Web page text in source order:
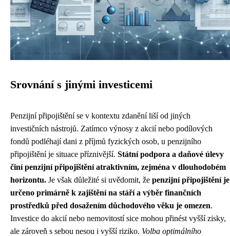
Srovnání s jinými investicemi
Penzijní připojištění se v kontextu zdanění liší od jiných
investičních nástrojů. Zatímco výnosy z akcií nebo podílových
fondů podléhají dani z příjmů fyzických osob, u penzijního
připojištění je situace příznivější. Státní podpora a daňové úlevy
činí penzijní připojištění atraktivním, zejména v dlouhodobém
horizontu. Je však důležité si uvědomit, že penzijní připojištění je
určeno primárně k zajištění na stáří a výběr finančních
prostředků před dosažením důchodového věku je omezen.
Investice do akcií nebo nemovitostí sice mohou přinést vyšší zisky,
ale zároveň s sebou nesou i vyšší riziko. Volba optimálního